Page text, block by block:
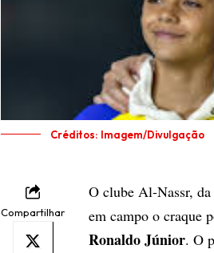
Créditos: Imagem/Divulgação
Compartilhar
O clube Al-Nassr,
em campo o craque
Ronaldo Júnior. O